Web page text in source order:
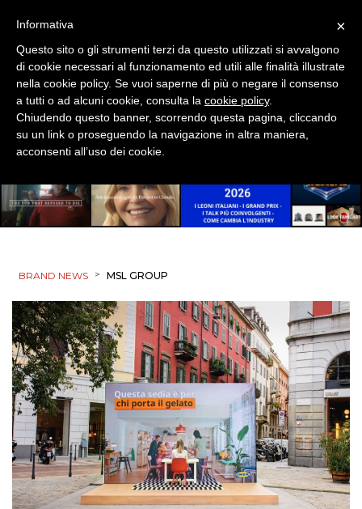
BRAND NEWS > MSL GROUP
×
Informativa
Questo sito o gli strumenti terzi da questo utilizzati si avvalgono
di cookie necessari al funzionamento ed utili alle finalità illustrate
nella cookie policy. Se vuoi saperne di più o negare il consenso
a tutti o ad alcuni cookie, consulta la cookie policy.
Chiudendo questo banner, scorrendo questa pagina, cliccando
su un link o proseguendo la navigazione in altra maniera,
acconsenti all’uso dei cookie.